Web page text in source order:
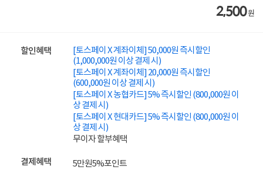
2,500원
할인혜택
[토스페이 X 계좌이체] 50,000원 즉시할인
(1,000,000원 이상 결제 시)
[토스페이 X 계좌이체] 20,000원 즉시할인
(600,000원 이상 결제 시)
[토스페이 X 농협카드] 5% 즉시할인 (800,000원 이
상 결제 시)
[토스페이 X 현대카드] 5% 즉시할인 (800,000원 이
상 결제 시)
무이자 할부혜택
결제혜택 5만원5%포인트